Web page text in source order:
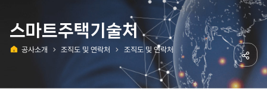
스마트주택기술처
공사소개 조직도 및 연락처 조직도 및 연락처
공유